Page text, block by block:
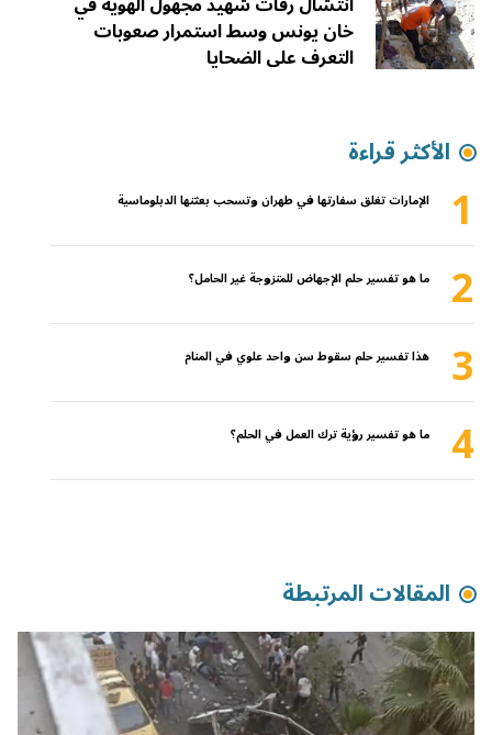
خان يونس وسط استمرار صعوبات
التعرف على الضحايا
الأكثر قراءة
1 الإمارات تغلق سفارتها في طهران وتسحب بعثتها الدبلوماسية
2 ما هو تفسير حلم الإجهاض للمتزوجة غير الحامل؟
3 هذا تفسير حلم سقوط سن واحد علوي في المنام
4 ما هو تفسير رؤية ترك العمل في الحلم؟
المقالات المرتبطة